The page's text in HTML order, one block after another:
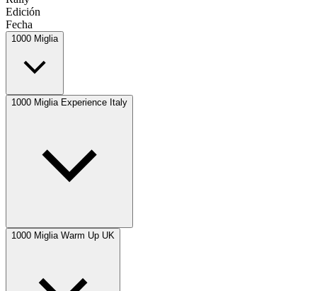
Edición
Fecha
1000 Miglia
1000 Miglia Experience Italy
1000 Miglia Warm Up UK